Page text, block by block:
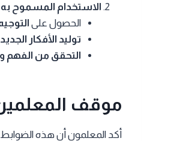
الاستخدام المسموح
الحصول على
توليد الأفكار
التحقق من الفهم
موقف
أكد المعلمون أن هذه الضوابط